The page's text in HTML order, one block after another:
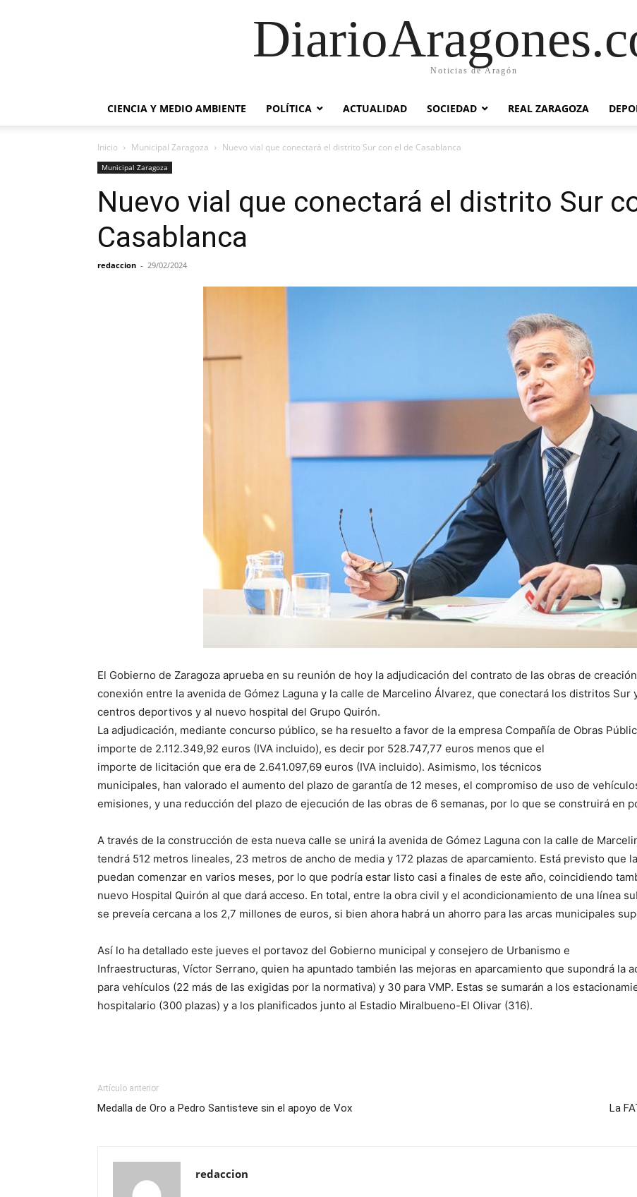
Noticias de Aragón
CIENCIA Y MEDIO AMBIENTE POLÍTICA ACTUALIDAD SOCIEDAD REAL ZARAGOZA
Inicio Municipal Zaragoza Nuevo vial que conectará el distrito Sur con el de Casablanca
Municipal Zaragoza
Nuevo vial que conectará el distrito Sur
Casablanca
redaccion - 29/02/2024
El Gobierno de Zaragoza aprueba en su reunión de hoy la adjudicación del contrato de las obras de
conexión entre la avenida de Gómez Laguna y la calle de Marcelino Álvarez, que conectará los distritos Sur
centros deportivos y al nuevo hospital del Grupo Quirón.
La adjudicación, mediante concurso público, se ha resuelto a favor de la empresa Compañía de Obras
importe de 2.112.349,92 euros (IVA incluido), es decir por 528.747,77 euros menos que el
importe de licitación que era de 2.641.097,69 euros (IVA incluido). Asimismo, los técnicos
municipales, han valorado el aumento del plazo de garantía de 12 meses, el compromiso de uso de
emisiones, y una reducción del plazo de ejecución de las obras de 6 semanas, por lo que se construirá en
A través de la construcción de esta nueva calle se unirá la avenida de Gómez Laguna con la calle de
tendrá 512 metros lineales, 23 metros de ancho de media y 172 plazas de aparcamiento. Está previsto que
puedan comenzar en varios meses, por lo que podría estar listo casi a finales de este año, coincidiendo
nuevo Hospital Quirón al que dará acceso. En total, entre la obra civil y el acondicionamiento de una línea
se preveía cercana a los 2,7 millones de euros, si bien ahora habrá un ahorro para las arcas municipales
Así lo ha detallado este jueves el portavoz del Gobierno municipal y consejero de Urbanismo e
Infraestructuras, Víctor Serrano, quien ha apuntado también las mejoras en aparcamiento que supondrá la
para vehículos (22 más de las exigidas por la normativa) y 30 para VMP. Estas se sumarán a los
hospitalario (300 plazas) y a los planificados junto al Estadio Miralbueno-El Olivar (316).
Artículo anterior
Medalla de Oro a Pedro Santisteve sin el apoyo de Vox La
redaccion